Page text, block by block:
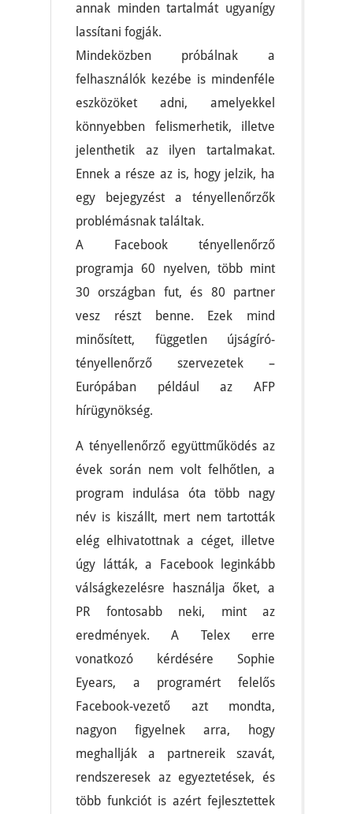
annak minden tartalmát ugyanígy
lassítani fogják.
Mindeközben próbálnak a
felhasználók kezébe is mindenféle
eszközöket adni, amelyekkel
könnyebben felismerhetik, illetve
jelenthetik az ilyen tartalmakat.
Ennek a része az is, hogy jelzik, ha
egy bejegyzést a tényellenőrzők
problémásnak találtak.
A Facebook tényellenőrző
programja 60 nyelven, több mint
30 országban fut, és 80 partner
vesz részt benne. Ezek mind
minősített, független újságíró-
tényellenőrző szervezetek –
Európában például az AFP
hírügynökség.
A tényellenőrző együttműködés az
évek során nem volt felhőtlen, a
program indulása óta több nagy
név is kiszállt, mert nem tartották
elég elhivatottnak a céget, illetve
úgy látták, a Facebook leginkább
válságkezelésre használja őket, a
PR fontosabb neki, mint az
eredmények. A Telex erre
vonatkozó kérdésére Sophie
Eyears, a programért felelős
Facebook-vezető azt mondta,
nagyon figyelnek arra, hogy
meghallják a partnereik szavát,
rendszeresek az egyeztetések, és
több funkciót is azért fejlesztettek